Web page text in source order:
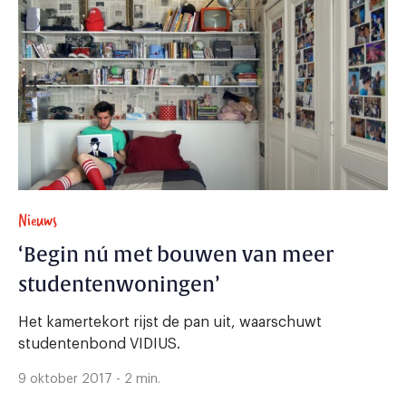
Nieuws
‘Begin nú met bouwen van meer
studentenwoningen’
Het kamertekort rijst de pan uit, waarschuwt
studentenbond VIDIUS.
9 oktober 2017 - 2 min.